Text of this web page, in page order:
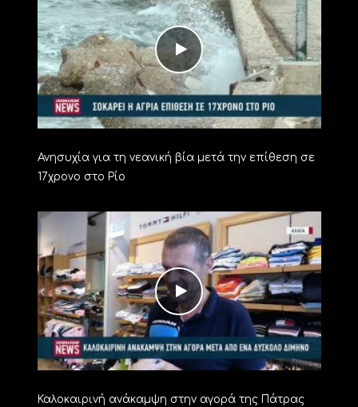
Ανησυχία για τη νεανική βία μετά την επίθεση σε
17χρονο στο Ρίο
Καλοκαιρινή ανάκαμψη στην αγορά της Πάτρας